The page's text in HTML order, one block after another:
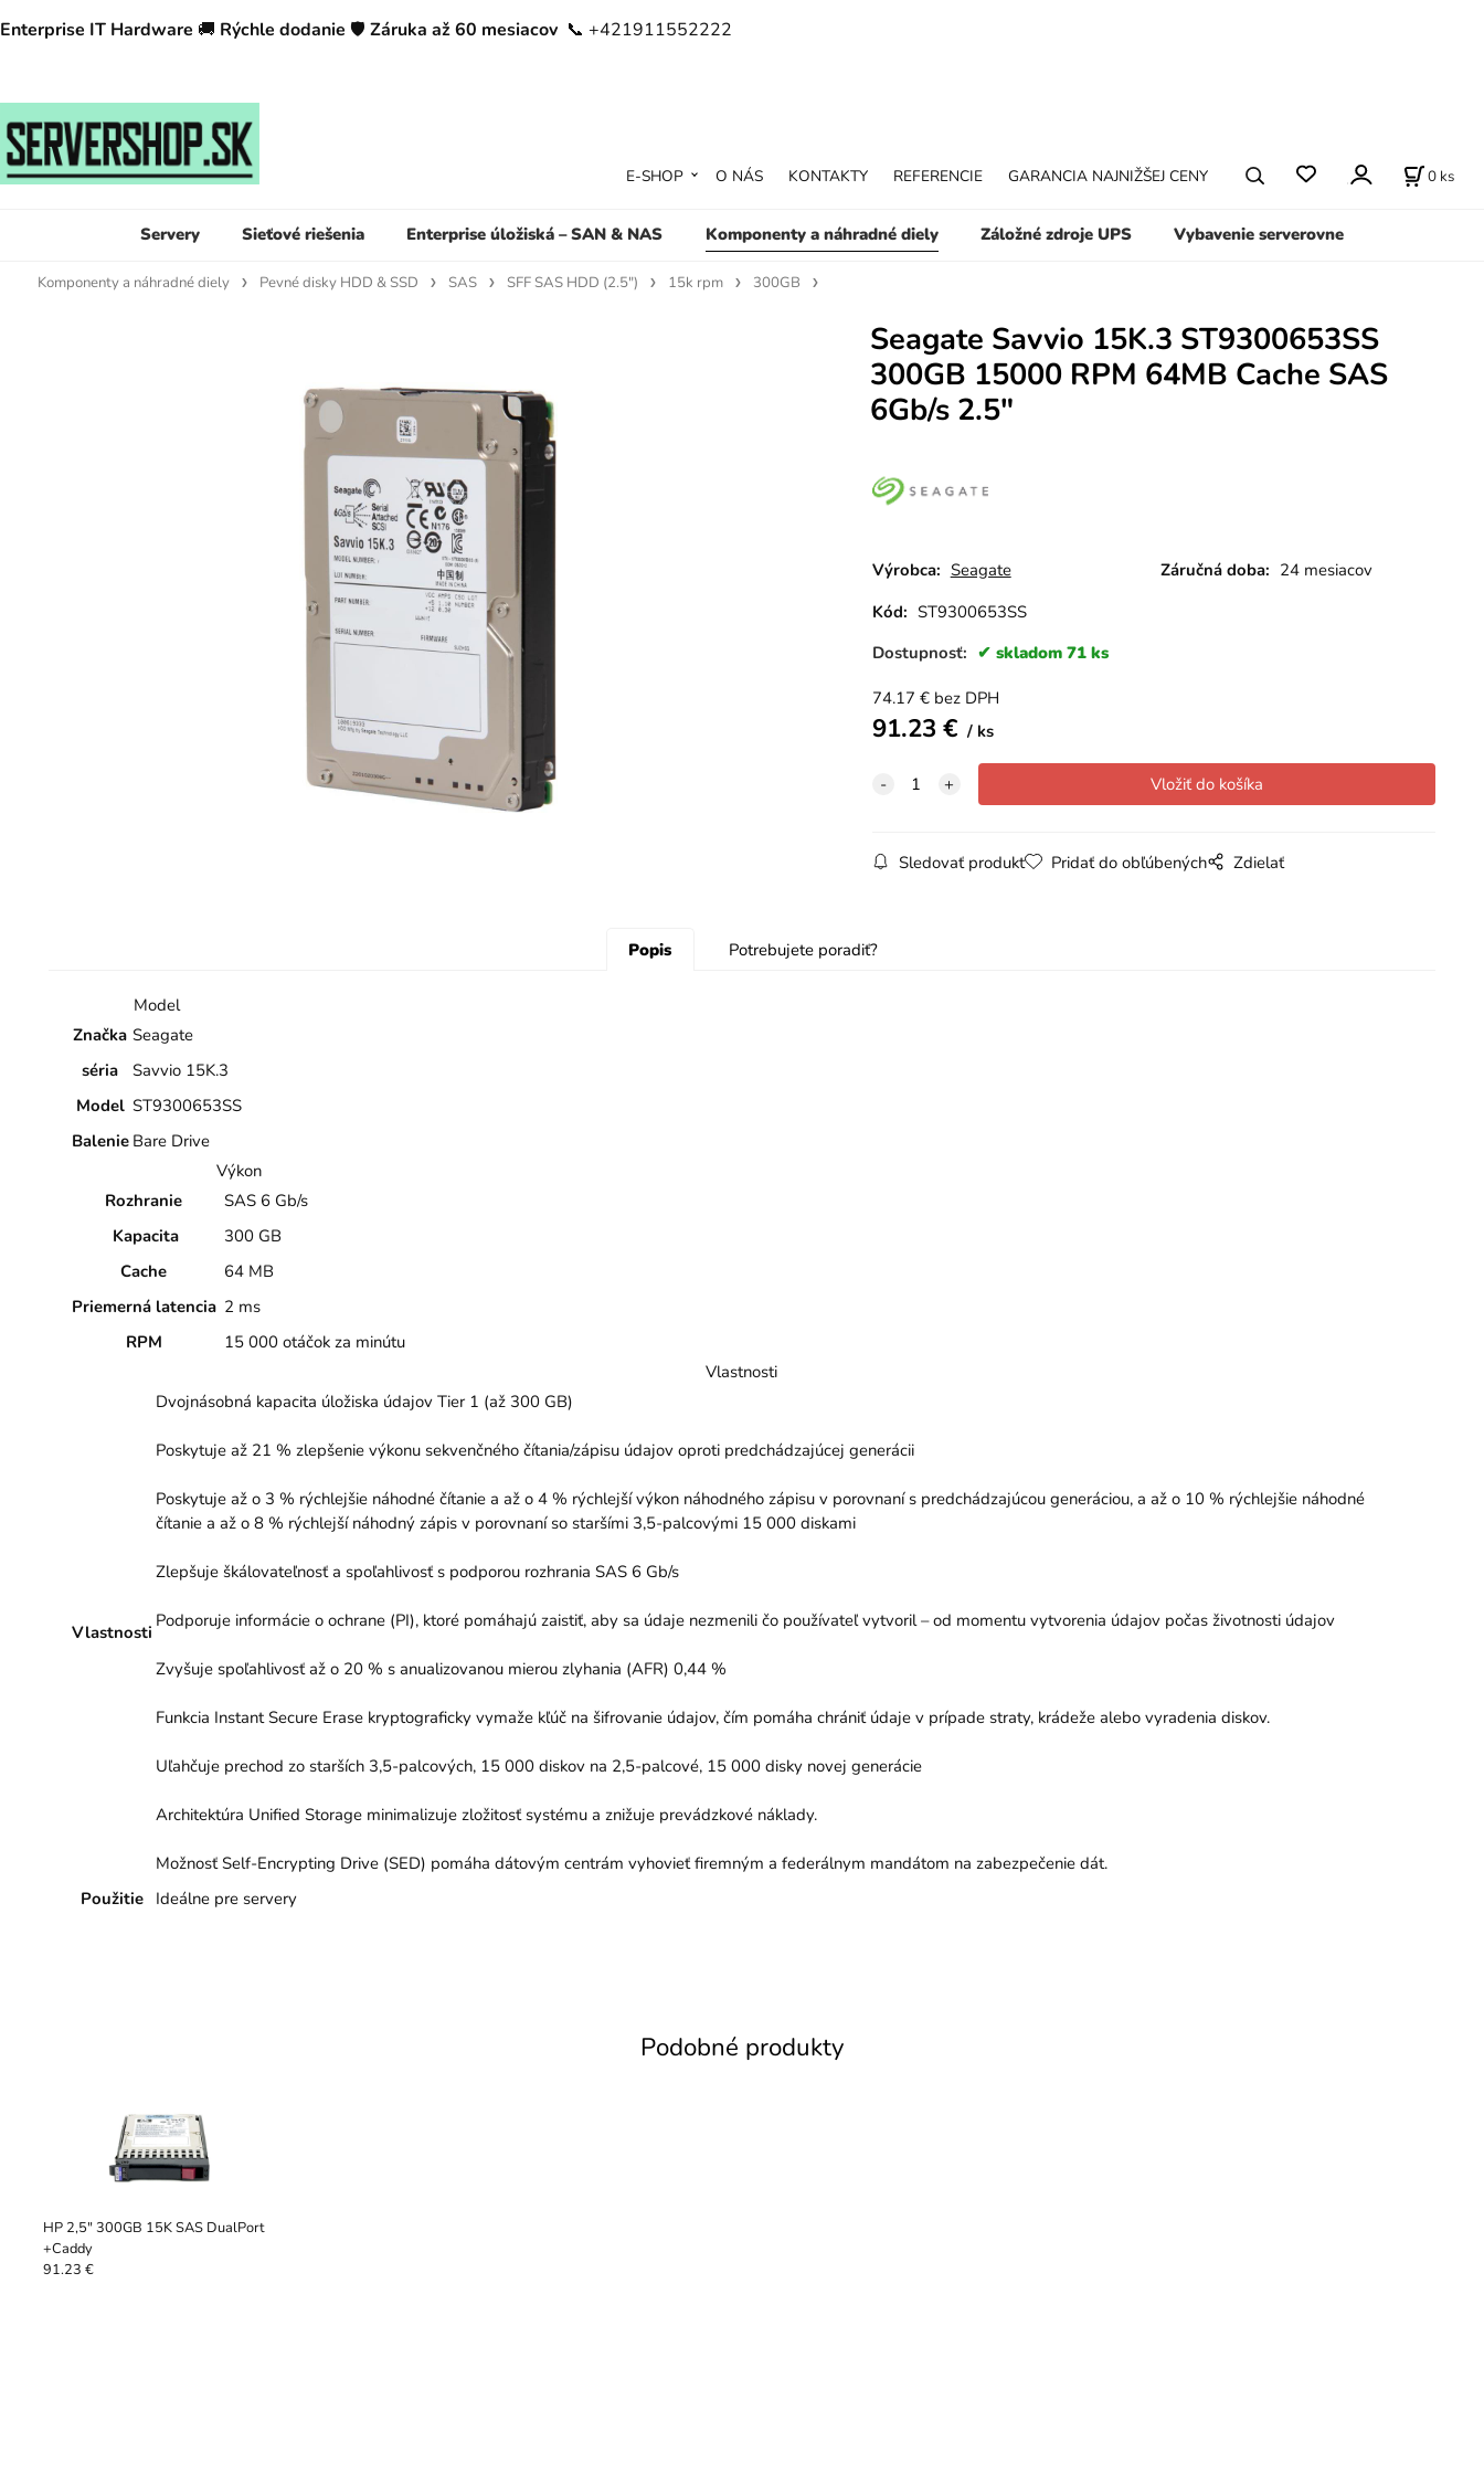
Enterprise IT Hardware 🚚 Rýchle dodanie 🛡️ Záruka až 60 mesiacov 📞 +421911552222
Servery Sieťové riešenia Enterprise úložiská – SAN & NAS Komponenty a náhradné diely Záložné zdroje UPS Vybavenie serverovne
E-SHOP O NÁS KONTAKTY REFERENCIE GARANCIA NAJNIŽŠEJ CENY 0 ks
Komponenty a náhradné diely Pevné disky HDD & SSD SAS SFF SAS HDD (2.5") 15k rpm 300GB
Seagate Savvio 15K.3 ST9300653SS
300GB 15000 RPM 64MB Cache SAS
6Gb/s 2.5"
Výrobca: Seagate Záručná doba: 24 mesiacov
Kód: ST9300653SS
Dostupnosť:
skladom 71 ks
74.17 € bez DPH
91.23 € ks
Sledovať produkt Pridať do obľúbených Zdielať
Popis Potrebujete poradiť?
Model
Značka Seagate
séria
Savvio 15K.3
Model ST9300653SS
Balenie Bare Drive
Výkon
Rozhranie
SAS 6 Gb/s
Kapacita
300 GB
Cache
64 MB
Priemerná latencia 2 ms
RPM
15 000 otáčok za minútu
Vlastnosti
Vlastnosti
Dvojnásobná kapacita úložiska údajov Tier 1 (až 300 GB)
Poskytuje až 21 % zlepšenie výkonu sekvenčného čítania/zápisu údajov oproti predchádzajúcej generácii
Poskytuje až o 3 % rýchlejšie náhodné čítanie a až o 4 % rýchlejší výkon náhodného zápisu v porovnaní s predchádzajúcou generáciou, a až o 10 % rýchlejšie náhodné
čítanie a až o 8 % rýchlejší náhodný zápis v porovnaní so staršími 3,5-palcovými 15 000 diskami
Zlepšuje škálovateľnosť a spoľahlivosť s podporou rozhrania SAS 6 Gb/s
Podporuje informácie o ochrane (PI), ktoré pomáhajú zaistiť, aby sa údaje nezmenili čo používateľ vytvoril – od momentu vytvorenia údajov počas životnosti údajov
Zvyšuje spoľahlivosť až o 20 % s anualizovanou mierou zlyhania (AFR) 0,44 %
Funkcia Instant Secure Erase kryptograficky vymaže kľúč na šifrovanie údajov, čím pomáha chrániť údaje v prípade straty, krádeže alebo vyradenia diskov.
Uľahčuje prechod zo starších 3,5-palcových, 15 000 diskov na 2,5-palcové, 15 000 disky novej generácie
Architektúra Unified Storage minimalizuje zložitosť systému a znižuje prevádzkové náklady.
Možnosť Self-Encrypting Drive (SED) pomáha dátovým centrám vyhovieť firemným a federálnym mandátom na zabezpečenie dát.
Použitie
Ideálne pre servery
Podobné produkty
HP 2,5" 300GB 15K SAS DualPort
+Caddy
91.23 €